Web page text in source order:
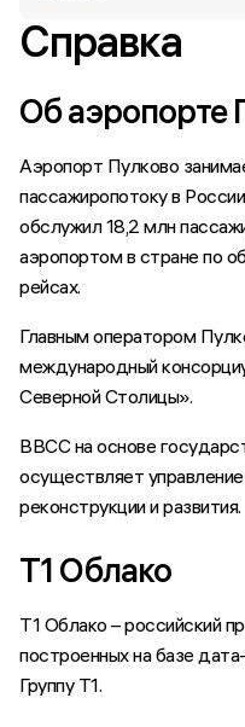
Справка
Об аэропорте
Аэропорт Пулково
пассажиропотоку в
обслужил 18,2 млн
аэропортом в стране по
рейсах.
Главным оператором
международный
Северной Столицы».
ВВСС на основе
осуществляет
реконструкции и развития.
Т1 Облако
Т1 Облако – российский
построенных на базе
Группу Т1.